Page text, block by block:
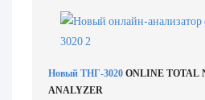
Новый ТНГ-3020ONLINE TOTAL
ANALYZER